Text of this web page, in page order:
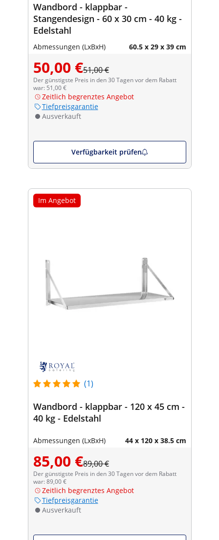
Wandbord - klappbar -
Stangendesign - 60 x 30 cm - 40 kg -
Edelstahl
Abmessungen (LxBxH) 60.5 x 29 x 39 cm
50,00 €51,00 €
Der günstigste Preis in den 30 Tagen vor dem Rabatt
war: 51,00 €
Zeitlich begrenztes Angebot
Tiefpreisgarantie
Ausverkauft
Verfügbarkeit prüfen
Im Angebot
(1)
Wandbord - klappbar - 120 x 45 cm -
40 kg - Edelstahl
Abmessungen (LxBxH) 44 x 120 x 38.5 cm
85,00 €89,00 €
Der günstigste Preis in den 30 Tagen vor dem Rabatt
war: 89,00 €
Zeitlich begrenztes Angebot
Tiefpreisgarantie
Ausverkauft